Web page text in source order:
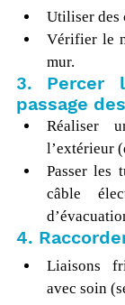
Utiliser des
Vérifier le
mur.
3. Percer
passage
Réaliser
l’extérieur
Passer les
câble
4.
Liaisons
avec soin